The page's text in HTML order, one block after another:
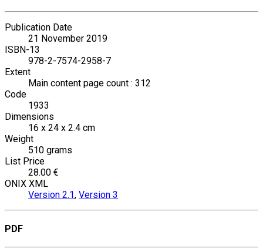
Publication Date
21 November 2019
ISBN-13
978-2-7574-2958-7
Extent
Main content page count : 312
Code
1933
Dimensions
16 x 24 x 2.4 cm
Weight
510 grams
List Price
28.00 €
ONIX XML
Version 2.1, Version 3
PDF